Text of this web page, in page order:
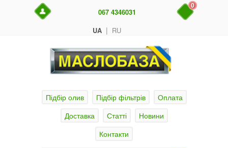
UA | RU
067 4346031
0
Підбір олив Підбір фільтрів
Оплата
Доставка
Статті
Новини
Контакти